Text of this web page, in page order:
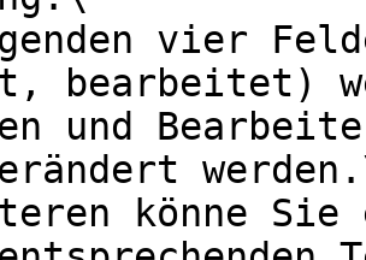
vier
bearbeitet)
und
könne